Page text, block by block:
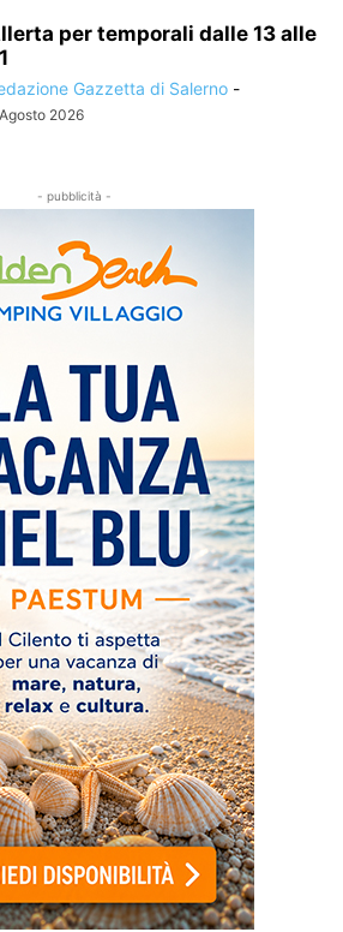
per temporali dalle 13 alle
Gazzetta di Salerno -
2026
- pubblicità -